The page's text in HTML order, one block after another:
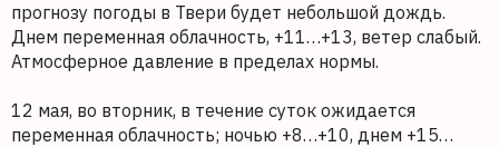
прогнозу погоды в Твери будет небольшой дождь.
Днем переменная облачность, +11…+13, ветер слабый.
Атмосферное давление в пределах нормы.
12 мая, во вторник, в течение суток ожидается
переменная облачность; ночью +8…+10, днем +15…